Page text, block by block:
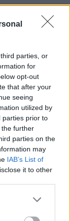
parties, or
for
opt-out
that after your
seeing
utilized by
parties prior to
further
parties on the
may
IAB’s List of
it to other
more Google
may click to
(ANC)
25dB και
mode που
απομονώνεται